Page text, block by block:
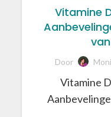
Vitamine
Door
Vitamine